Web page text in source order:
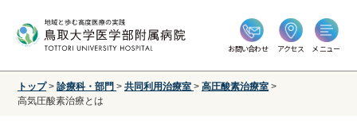
お問い合わせ アクセス メニュー
トップ > 診療科・部門 > 共同利用治療室 > 高圧酸素治療室 >
高気圧酸素治療とは